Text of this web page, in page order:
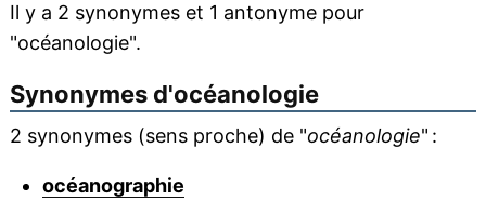
Il y a 2 synonymes et 1 antonyme pour
"océanologie".
Synonymes d'océanologie
2 synonymes (sens proche) de "océanologie" :
océanographie